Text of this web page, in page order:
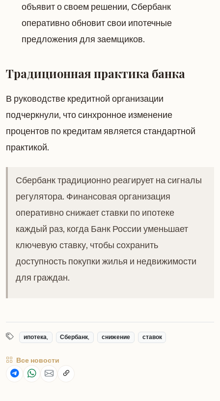
объявит о своем решении, Сбербанк
оперативно обновит свои ипотечные
предложения для заемщиков.
Традиционная практика банка
В руководстве кредитной организации
подчеркнули, что синхронное изменение
процентов по кредитам является стандартной
практикой.
Сбербанк традиционно реагирует на сигналы
регулятора. Финансовая организация
оперативно снижает ставки по ипотеке
каждый раз, когда Банк России уменьшает
ключевую ставку, чтобы сохранить
доступность покупки жилья и недвижимости
для граждан.
ипотека, Сбербанк, снижение ставок
Все новости